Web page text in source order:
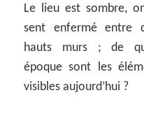
Le lieu est sombre,
sent enfermé entre
hauts murs ; de
époque sont les
visibles aujourd’hui ?